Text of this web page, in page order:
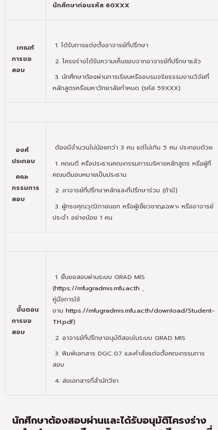
นักศึกษาก่อนรหัส 60XXX
เกณฑ์
การขอ
สอบ
1. ได้รับการแต่งตั้งอาจารย์ที่ปรึกษา
2. โครงร่างได้รับความเห็นชอบจากอาจารย์ที่ปรึกษาแล้ว
3. นักศึกษาต้องผ่านการเรียนหรืออบรมจริยธรรมงานวิจัยที่
หลักสูตรหรือมหาวิทยาลัยกำหนด (รหัส 59XXX)
องค์
ประกอบ
คณะ
กรรมการ
สอบ
ต้องมีจำนวนไม่น้อยกว่า 3 คน แต่ไม่เกิน 5 คน ประกอบด้วย
1. คณบดี หรือประธานคณะกรรมการบริหารหลักสูตร หรือผู้ที่
คณบดีมอบหมายเป็นประธาน
2. อาจารย์ที่ปรึกษาหลักและที่ปรึกษาร่วม (ถ้ามี)
3. ผู้ทรงคุณวุฒิภายนอก หรือผู้เชี่ยวชาญเฉพาะ หรืออาจารย์
ประจำ อย่างน้อย 1 คน
ขั้นตอน
การขอ
สอบ
1. ยื่นขอสอบผ่านระบบ GRAD MIS
(https://mfugradmis.mfu.ac.th ,
คู่มือการใช้
งาน https://mfugradmis.mfu.ac.th/download/Student-
TH.pdf)
2. อาจารย์ที่ปรึกษาอนุมัติสอบในระบบ GRAD MIS
3. พิมพ์เอกสาร DGC 07 และคำสั่งแต่งตั้งคณะกรรมการ
สอบ
4. ส่งเอกสารที่สำนักวิชา
นักศึกษาต้องสอบผ่านและได้รับอนุมัติโครงร่าง